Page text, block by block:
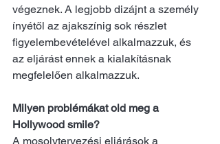
végeznek. A legjobb dizájnt a személy
ínyétől az ajakszínig sok részlet
figyelembevételével alkalmazzuk, és
az eljárást ennek a kialakításnak
megfelelően alkalmazzuk.
Milyen problémákat old meg a
Hollywood smile?
A mosolytervezési eljárások a